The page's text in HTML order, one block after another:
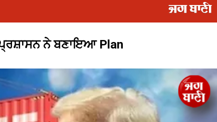
ਨੇ ਬਣਾਇਆ Plan